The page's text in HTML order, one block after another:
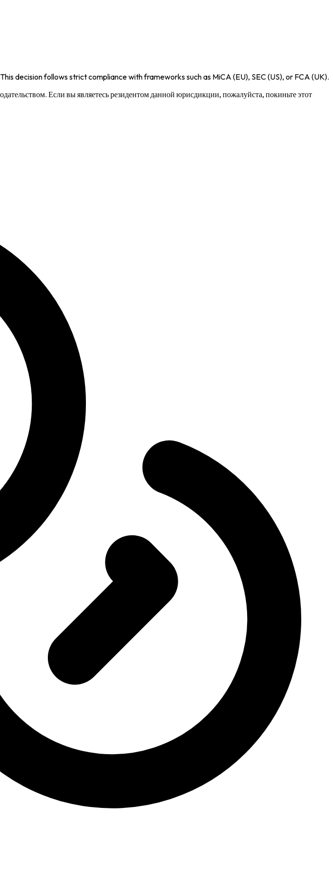
decision follows strict compliance with frameworks such asMiCA (EU), SEC (US), or FCA (UK).
Если вы являетесь резидентом данной юрисдикции, пожалуйста, покиньте этот